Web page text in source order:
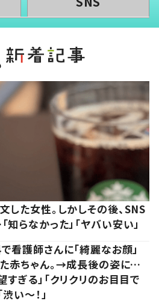
した女性。しかしその後、SNS
らなかった」「ヤバい安い」
看護師さんに「綺麗なお顔」
赤ちゃん。→成長後の姿に…
すぎる」「クリクリのお目目で
い～！」